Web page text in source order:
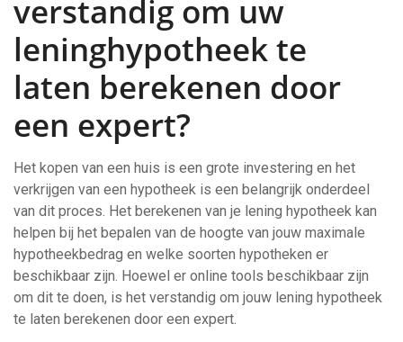
verstandig om uw
leninghypotheek te
laten berekenen door
een expert?
Het kopen van een huis is een grote investering en het
verkrijgen van een hypotheek is een belangrijk onderdeel
van dit proces. Het berekenen van je lening hypotheek kan
helpen bij het bepalen van de hoogte van jouw maximale
hypotheekbedrag en welke soorten hypotheken er
beschikbaar zijn. Hoewel er online tools beschikbaar zijn
om dit te doen, is het verstandig om jouw lening hypotheek
te laten berekenen door een expert.